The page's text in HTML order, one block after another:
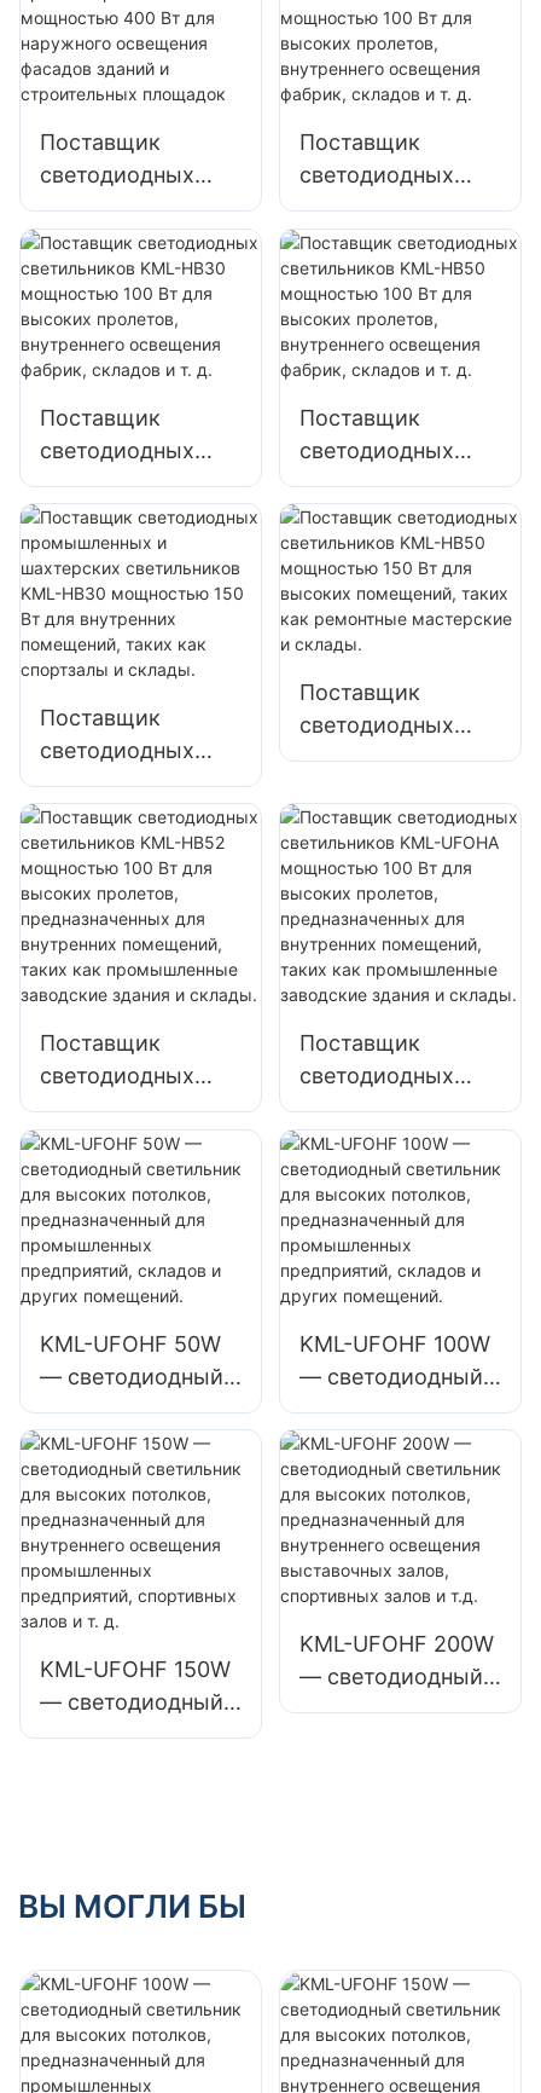
наружных
парковок и
складов
наружных
парковок и
складов
Поставщик
светодиодных
прожекторов
KML-FL2C
мощностью 400
Вт для наружного
освещения
фасадов зданий и
площадок
Поставщик
светодиодных
светильников
KML-HB40
мощностью 100
Вт для высоких
пролетов,
внутреннего
фабрик, складов и
Поставщик
светодиодных
светильников
KML-HB30
мощностью 100
Вт для высоких
пролетов,
внутреннего
освещения
фабрик, складов и
т. д.
Поставщик
светодиодных
светильников
KML-HB50
мощностью 100
Вт для высоких
пролетов,
внутреннего
освещения
фабрик, складов и
Поставщик
светодиодных
промышленных и
шахтерских
светильников
KML-HB30
мощностью 150
Вт для внутренних
помещений, таких
как спортзалы и
склады.
Поставщик
светодиодных
светильников
мощностью 150
Вт для высоких
помещений, таких
как ремонтные
мастерские и
склады.
Поставщик
светодиодных
светильников
KML-HB52
мощностью 100
Вт для высоких
пролетов,
предназначенных
для внутренних
помещений, таких
как
заводские здания
и склады.
Поставщик
светодиодных
светильников
KML-UFOHA
мощностью 100
Вт для высоких
пролетов,
предназначенных
для внутренних
помещений, таких
как
заводские здания
и склады.
KML-UFOHF 50W
— светодиодный
светильник для
высоких
потолков,
предназначенный
для
промышленных
предприятий,
складов и других
помещений.
KML-UFOHF 100W
— светодиодный
светильник для
высоких
потолков,
предназначенный
для
промышленных
предприятий,
складов и других
помещений.
KML-UFOHF 150W
— светодиодный
светильник для
освещения
предприятий,
спортивных залов
и т. д.
KML-UFOHF 200W
— светодиодный
светильник для
залов и т.д.
ВЫ МОГЛИ БЫ